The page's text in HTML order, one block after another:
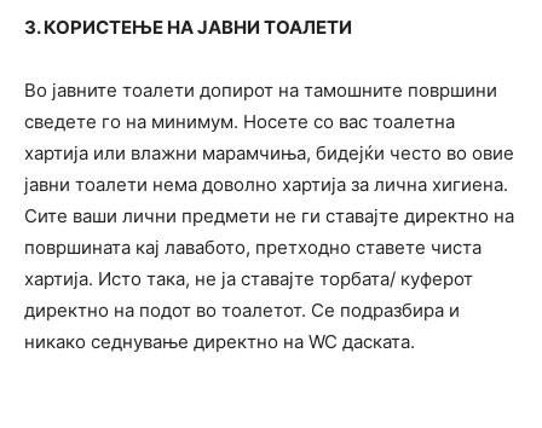
3. КОРИСТЕЊЕ НА ЈАВНИ ТОАЛЕТИ
Во јавните тоалети допирот на тамошните површини
сведете го на минимум. Носете со вас тоалетна
хартија или влажни марамчиња, бидејќи често во овие
јавни тоалети нема доволно хартија за лична хигиена.
Сите ваши лични предмети не ги ставајте директно на
површината кај лавабото, претходно ставете чиста
хартија. Исто така, не ја ставајте торбата/ куферот
директно на подот во тоалетот. Се подразбира и
никако седнување директно на WC даската.